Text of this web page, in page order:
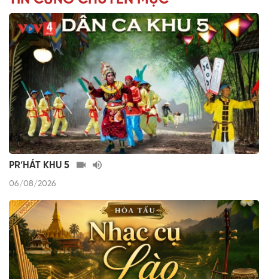
PR’HÁT KHU 5
06/08/2026